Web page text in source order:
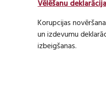
Vēlēšanu
Korupcijas
un izdevumu
izbeigšanas.